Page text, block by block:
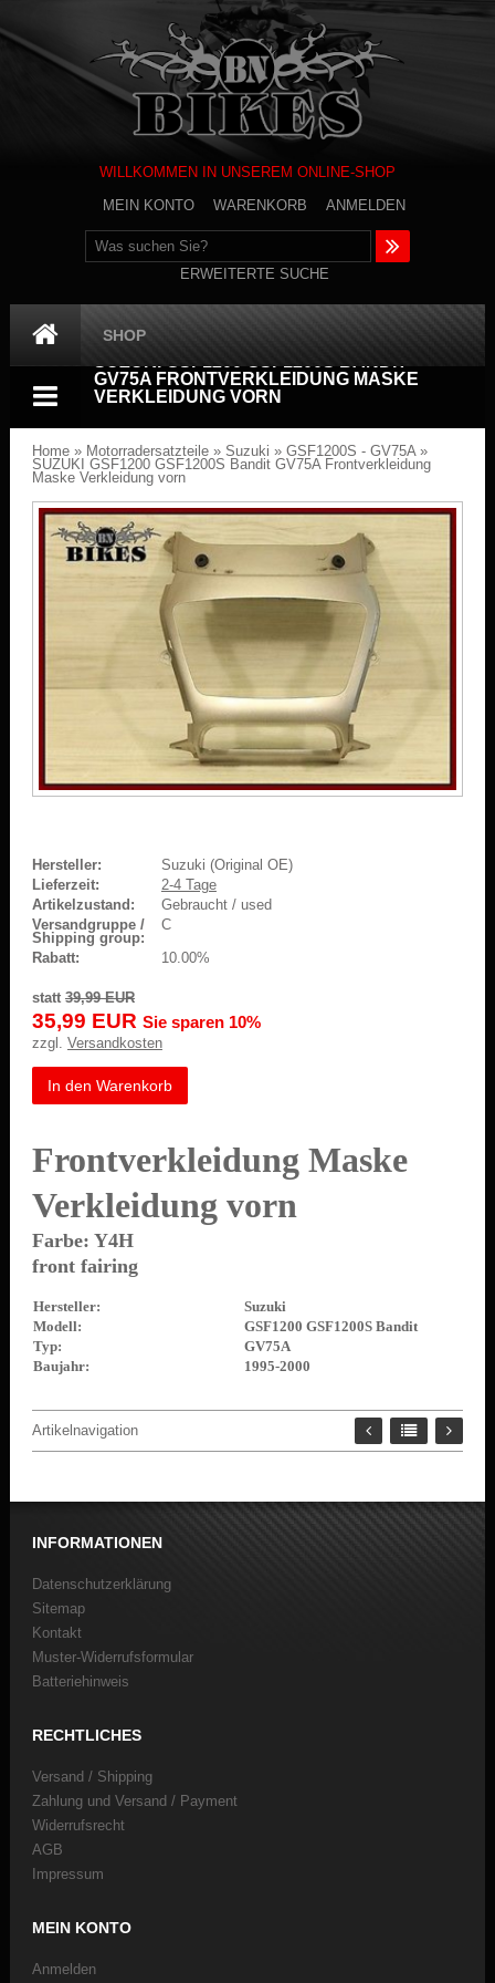
WILLKOMMEN IN UNSEREM ONLINE-SHOP
MEIN KONTO
WARENKORB ANMELDEN
ERWEITERTE SUCHE
SHOP
GV75A FRONTVERKLEIDUNG MASKE
VERKLEIDUNG VORN
Home » Motorradersatzteile » Suzuki » GSF1200S - GV75A »
SUZUKI GSF1200 GSF1200S Bandit GV75A Frontverkleidung
Maske Verkleidung vorn
Hersteller:
Suzuki (Original OE)
Lieferzeit:
2-4 Tage
Artikelzustand:
Gebraucht / used
Versandgruppe /
Shipping group:
C
Rabatt:
10.00%
statt 39,99 EUR
35,99 EUR Sie sparen 10%
zzgl. Versandkosten
In den Warenkorb
Frontverkleidung Maske
Verkleidung vorn
Farbe: Y4H
front fairing
Hersteller:
Suzuki
Modell:
GSF1200 GSF1200S Bandit
Typ:
GV75A
Baujahr:
1995-2000
Artikelnavigation
INFORMATIONEN
Datenschutzerklärung
Sitemap
Kontakt
Muster-Widerrufsformular
Batteriehinweis
RECHTLICHES
Versand / Shipping
Zahlung und Versand / Payment
Widerrufsrecht
AGB
Impressum
MEIN KONTO
Anmelden